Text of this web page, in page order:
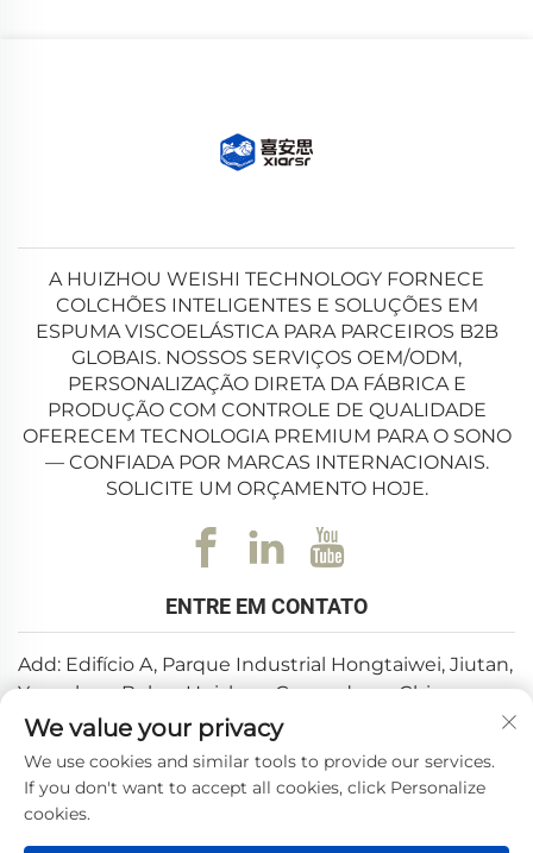
A HUIZHOU WEISHI TECHNOLOGY FORNECE
COLCHÕES INTELIGENTES E SOLUÇÕES EM
ESPUMA VISCOELÁSTICA PARA PARCEIROS B2B
GLOBAIS. NOSSOS SERVIÇOS OEM/ODM,
PERSONALIZAÇÃO DIRETA DA FÁBRICA E
PRODUÇÃO COM CONTROLE DE QUALIDADE
OFERECEM TECNOLOGIA PREMIUM PARA O SONO
— CONFIADA POR MARCAS INTERNACIONAIS.
SOLICITE UM ORÇAMENTO HOJE.
ENTRE EM CONTATO
Add: Edifício A, Parque Industrial Hongtaiwei, Jiutan,
Yuanzhou, Boluo, Huizhou, Guangdong, China
E-mail:[email protected]
Tel.: +86-0752-6688646
We value your privacy
We use cookies and similar tools to provide our services.
If you don't want to accept all cookies, click Personalize
cookies.